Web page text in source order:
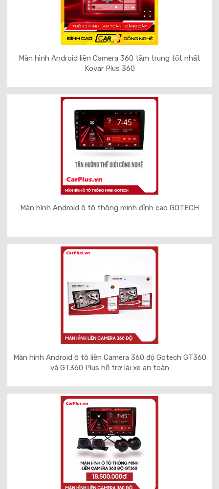
Màn hình Android liền Camera 360 tầm trung tốt nhất
Kovar Plus 360
Màn hình Android ô tô thông minh đỉnh cao GOTECH
Màn hình Android ô tô liền Camera 360 độ Gotech GT360
và GT360 Plus hỗ trợ lái xe an toàn